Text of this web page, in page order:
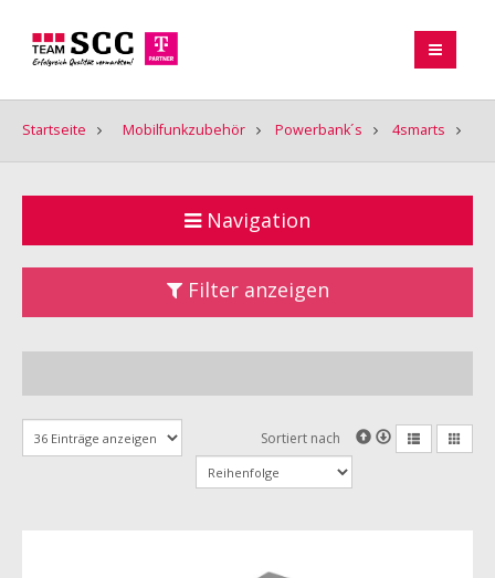
Startseite Mobilfunkzubehör Powerbank´s 4smarts
Navigation
Filter anzeigen
Sortiert nach